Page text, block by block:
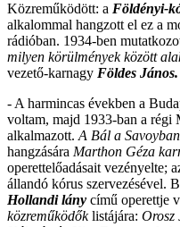
Közreműködött: a Földényi-
alkalommal hangzott el ez a
rádióban. 1934-ben
milyen körülmények között
vezető-karnagy Földes János.
- A harmincas években a
voltam, majd 1933-ban a régi
alkalmazott. A Bál a Savoyban
hangzására Marthon Géza
operettelőadásait vezényelte;
állandó kórus szervezésével.
Hollandi lány című operettje
közreműködőklistájára: Orosz